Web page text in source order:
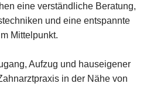
eine verständliche Beratung,
und eine entspannte
Mittelpunkt.
Aufzug und hauseigener
in der Nähe von